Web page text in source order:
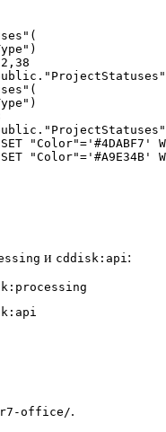
"Color"='#4DABF7'
"Color"='#A9E34B'
и cddisk:api :
r7-office/.